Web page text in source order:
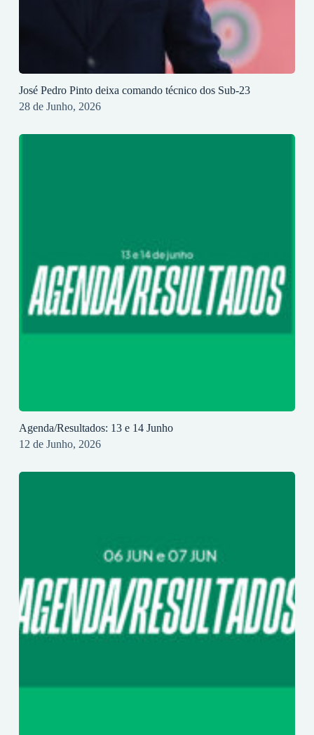
José Pedro Pinto deixa comando técnico dos Sub-23
28 de Junho, 2026
Agenda/Resultados: 13 e 14 Junho
12 de Junho, 2026